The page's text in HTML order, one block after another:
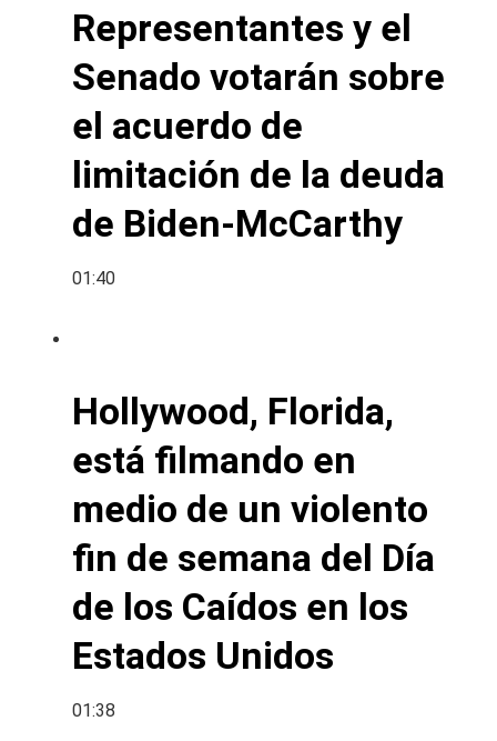
Representantes y el
Senado votarán sobre
el acuerdo de
limitación de la deuda
de Biden-McCarthy
01:40
Hollywood, Florida,
está filmando en
medio de un violento
fin de semana del Día
de los Caídos en los
Estados Unidos
01:38